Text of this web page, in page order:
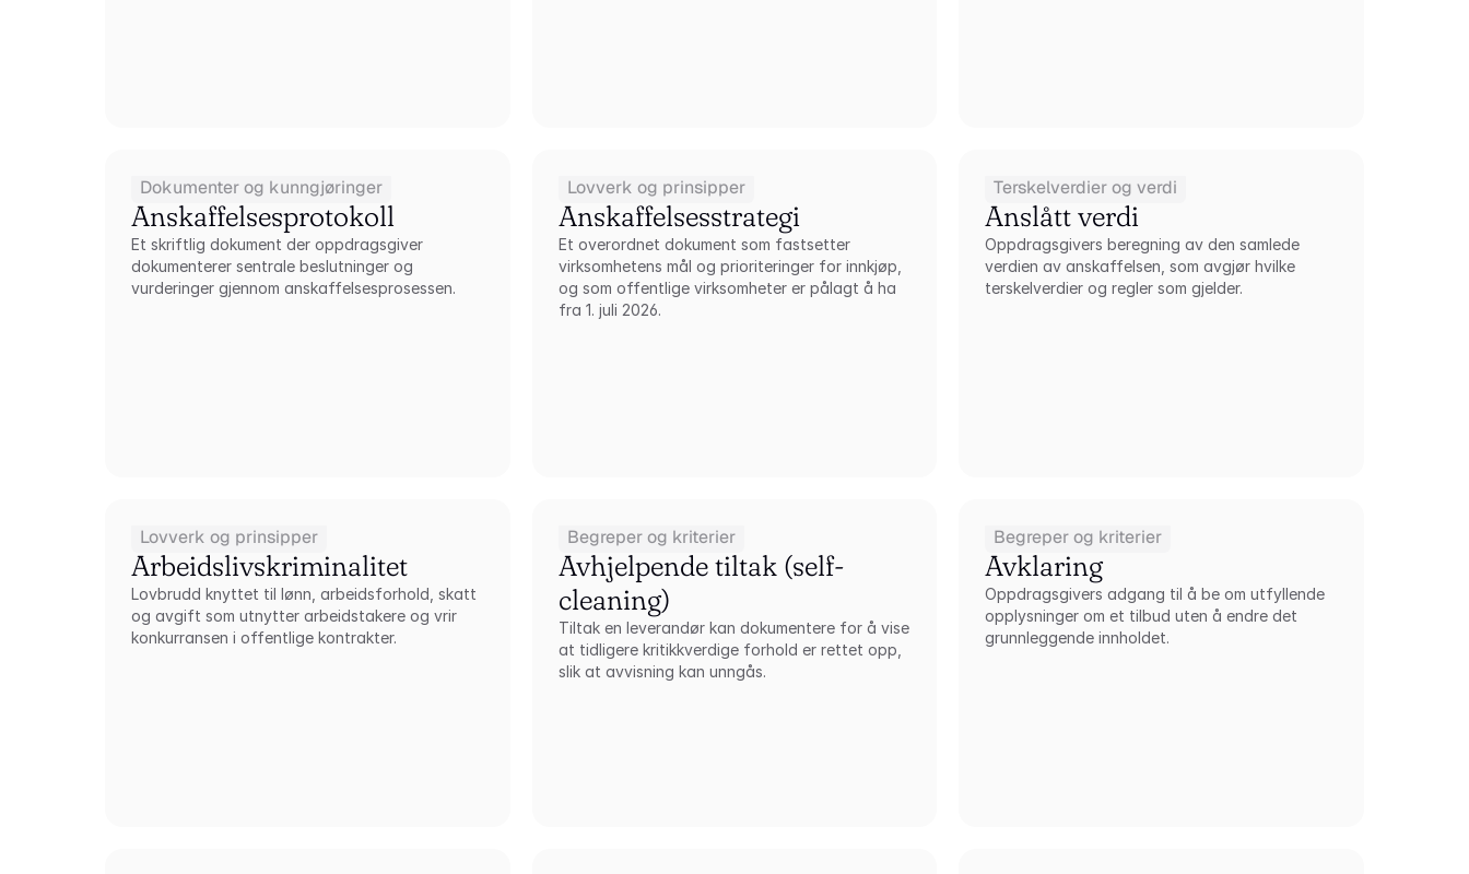
Dokumenter og kunngjøringer
Anskaffelsesprotokoll
Et skriftlig dokument der oppdragsgiver
dokumenterer sentrale beslutninger og
vurderinger gjennom anskaffelsesprosessen.
Lovverk og prinsipper
Anskaffelsesstrategi
Et overordnet dokument som fastsetter
virksomhetens mål og prioriteringer for innkjøp,
og som offentlige virksomheter er pålagt å ha
fra 1. juli 2026.
Terskelverdier og verdi
Anslått verdi
Oppdragsgivers beregning av den samlede
verdien av anskaffelsen, som avgjør hvilke
terskelverdier og regler som gjelder.
Lovverk og prinsipper
Arbeidslivskriminalitet
Lovbrudd knyttet til lønn, arbeidsforhold, skatt
og avgift som utnytter arbeidstakere og vrir
konkurransen i offentlige kontrakter.
Begreper og kriterier
Avhjelpende tiltak (self-
cleaning)
Tiltak en leverandør kan dokumentere for å vise
at tidligere kritikkverdige forhold er rettet opp,
slik at avvisning kan unngås.
Begreper og kriterier
Avklaring
Oppdragsgivers adgang til å be om utfyllende
opplysninger om et tilbud uten å endre det
grunnleggende innholdet.